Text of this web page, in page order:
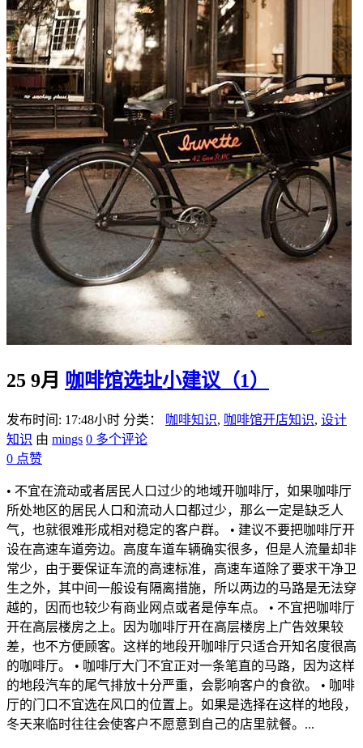
25 9月 咖啡馆选址小建议（1）
发布时间: 17:48小时 分类： 咖啡知识, 咖啡馆开店知识, 设计
知识 由 mings 0 多个评论
0 点赞
• 不宜在流动或者居民人口过少的地域开咖啡厅，如果咖啡厅
所处地区的居民人口和流动人口都过少，那么一定是缺乏人
气，也就很难形成相对稳定的客户群。 • 建议不要把咖啡厅开
设在高速车道旁边。高度车道车辆确实很多，但是人流量却非
常少，由于要保证车流的高速标准，高速车道除了要求干净卫
生之外，其中间一般设有隔离措施，所以两边的马路是无法穿
越的，因而也较少有商业网点或者是停车点。 • 不宜把咖啡厅
开在高层楼房之上。因为咖啡厅开在高层楼房上广告效果较
差，也不方便顾客。这样的地段开咖啡厅只适合开知名度很高
的咖啡厅。 • 咖啡厅大门不宜正对一条笔直的马路，因为这样
的地段汽车的尾气排放十分严重，会影响客户的食欲。 • 咖啡
厅的门口不宜选在风口的位置上。如果是选择在这样的地段，
冬天来临时往往会使客户不愿意到自己的店里就餐。...